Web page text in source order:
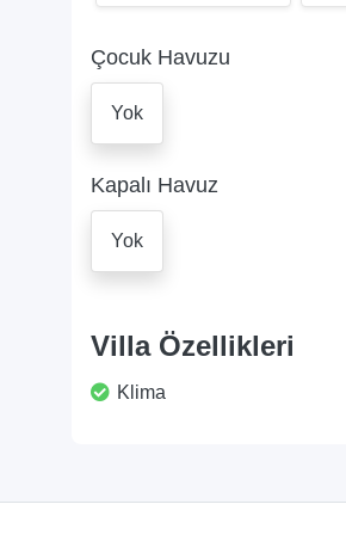
Çocuk Havuzu
Yok
Kapalı Havuz
Yok
Villa Özellikleri
Klima